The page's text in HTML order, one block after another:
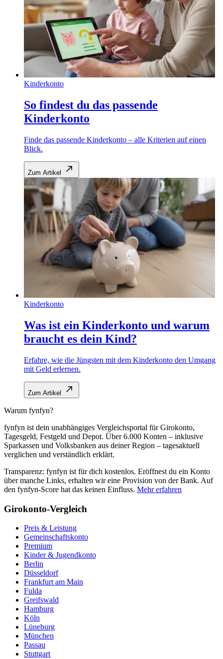
Kinderkonto
So findest du das passende
Kinderkonto
Finde das passende Kinderkonto – alle Kriterien auf einen
Blick.
Zum Artikel
Kinderkonto
Was ist ein Kinderkonto und warum
braucht es dein Kind?
Erfahre, wie die Jüngsten mit dem Kinderkonto den Umgang
mit Geld erlernen.
Zum Artikel
Warum fynfyn?
fynfyn ist dein unabhängiges Vergleichsportal für Girokonto,
Tagesgeld, Festgeld und Depot. Über 6.000 Konten – inklusive
Sparkassen und Volksbanken aus deiner Region – tagesaktuell
verglichen und verständlich erklärt.
Transparenz: fynfyn ist für dich kostenlos. Eröffnest du ein Konto
über manche Links, erhalten wir eine Provision von der Bank. Auf
den fynfyn-Score hat das keinen Einfluss. Mehr erfahren
Girokonto-Vergleich
Preis & Leistung
Gemeinschaftskonto
Premium
Kinder & Jugendkonto
Berlin
Düsseldorf
Frankfurt am Main
Fulda
Greifswald
Hamburg
Köln
Lüneburg
München
Passau
Stuttgart